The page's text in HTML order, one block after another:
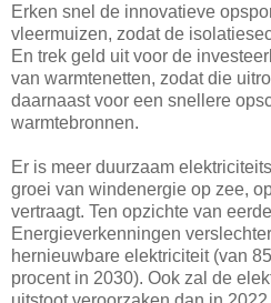
Erken snel de innovatieve
vleermuizen, zodat de
En trek geld uit voor de
van warmtenetten, zodat die
daarnaast voor een snellere
warmtebronnen.
Er is meer duurzaam
groei van windenergie op zee,
vertraagt. Ten opzichte van
Energieverkenningen
hernieuwbare elektriciteit (van
procent in 2030). Ook zal de